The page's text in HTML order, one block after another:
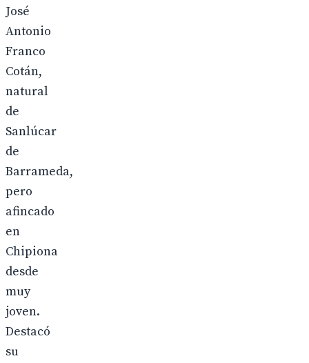
José
Antonio
Franco
Cotán,
natural
de
Sanlúcar
de
Barrameda,
pero
afincado
en
Chipiona
desde
muy
joven.
Destacó
su